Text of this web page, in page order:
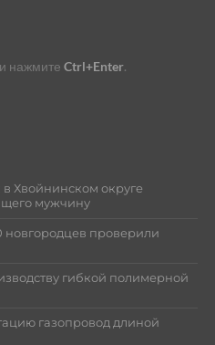
нажмите Ctrl+Enter.
Хвойнинском округе
мужчину
новгородцев проверили
гибкой полимерной
газопровод длиной